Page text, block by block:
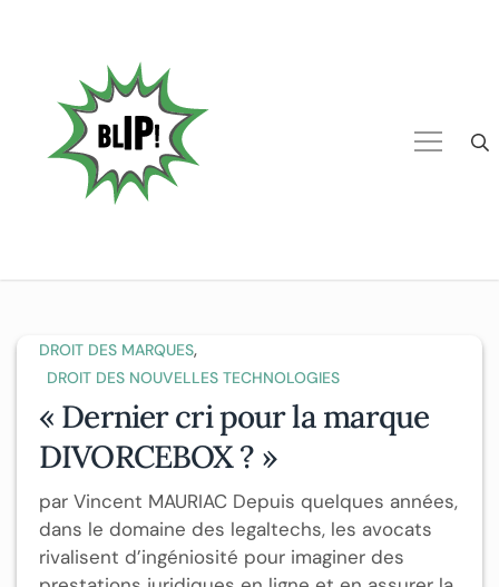
DROIT DES MARQUES,
DROIT DES NOUVELLES TECHNOLOGIES
« Dernier cri pour la marque
DIVORCEBOX ? »
par Vincent MAURIAC Depuis quelques années,
dans le domaine des legaltechs, les avocats
rivalisent d’ingéniosité pour imaginer des